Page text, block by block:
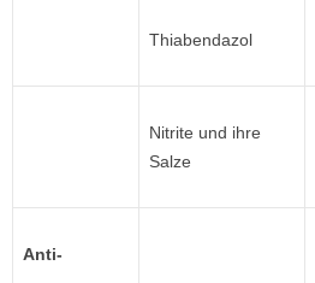
Thiabendazol
Nitrite und ihre
Salze
Anti-